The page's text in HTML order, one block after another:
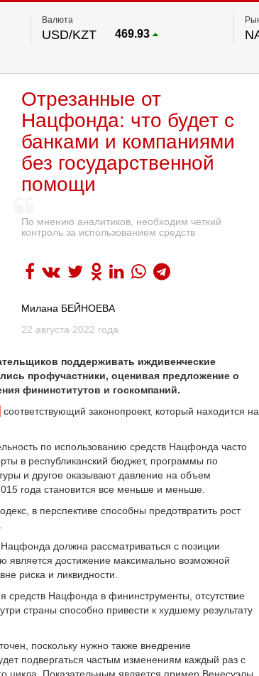
Валюта
USD/KZT 469.93
Отрезанные от
Нацфонда: что будет с
банками и компаниями
без государственной
помощи
По мнению аналитиков, необходим четкий
контроль за использованием средств
Милана БЕЙНОЕВА
22 августа 2022 года
поддерживать иждивенческие
профучастники, оценивая предложение о
фининститутов и госкомпаний.
соответствующий законопроект, который находится на
по использованию средств Нацфонда часто
в республиканский бюджет, программы по
и другое оказывают давление на объем
года становится все меньше и меньше.
в перспективе способны предотвратить рост
должна рассматриваться с позиции
является достижение максимально возможной
риска и ликвидности.
Нацфонда в фининструменты, отсутствие
страны способно привести к худшему результату
поскольку нужно также внедрение
подвергаться частым изменениям каждый раз с